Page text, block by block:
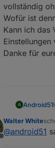
vollständig
Wofür ist
Kann ich das
Einstellungen
Danke für
A Android51
Offline
Walter White
@android51